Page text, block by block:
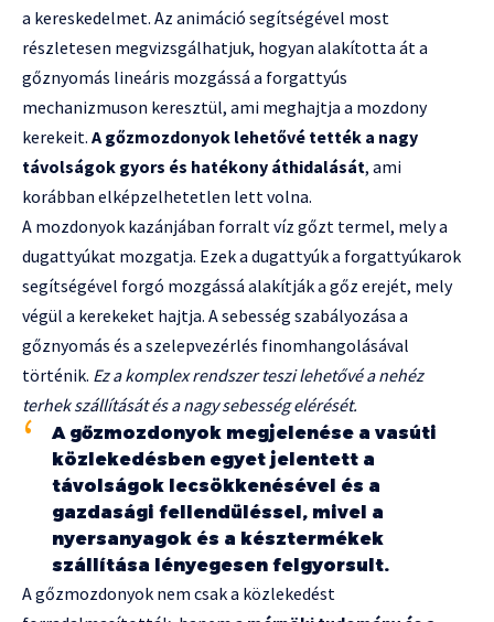
a kereskedelmet. Az animáció segítségével most
részletesen megvizsgálhatjuk, hogyan alakította át a
gőznyomás lineáris mozgássá a forgattyús
mechanizmuson keresztül, ami meghajtja a mozdony
kerekeit. A gőzmozdonyok lehetővé tették a nagy
távolságok gyors és hatékony áthidalását, ami
korábban elképzelhetetlen lett volna.
A mozdonyok kazánjában forralt víz gőzt termel, mely a
dugattyúkat mozgatja. Ezek a dugattyúk a forgattyúkarok
segítségével forgó mozgássá alakítják a gőz erejét, mely
végül a kerekeket hajtja. A sebesség szabályozása a
gőznyomás és a szelepvezérlés finomhangolásával
történik. Ez a komplex rendszer teszi lehetővé a nehéz
terhek szállítását és a nagy sebesség elérését.
A gőzmozdonyok megjelenése a vasúti
közlekedésben egyet jelentett a
távolságok lecsökkenésével és a
gazdasági fellendüléssel, mivel a
nyersanyagok és a késztermékek
szállítása lényegesen felgyorsult.
A gőzmozdonyok nem csak a közlekedést